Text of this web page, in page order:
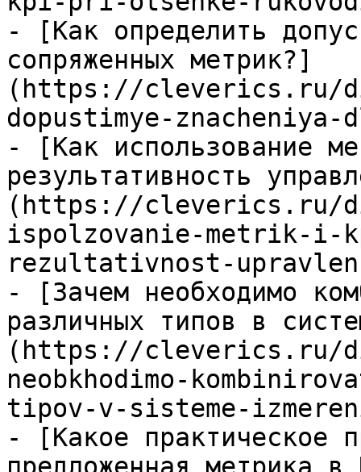
- [Как определить
сопряженных метрик?]
(https://cleverics.ru/
dopustimye-
- [Как использование
результативность
(https://cleverics.ru/
ispolzovanie-metrik-i-
rezultativnost-
- [Зачем необходимо
различных типов в
(https://cleverics.ru/
neobkhodimo-
tipov-v-sisteme-
- [Какое практическое